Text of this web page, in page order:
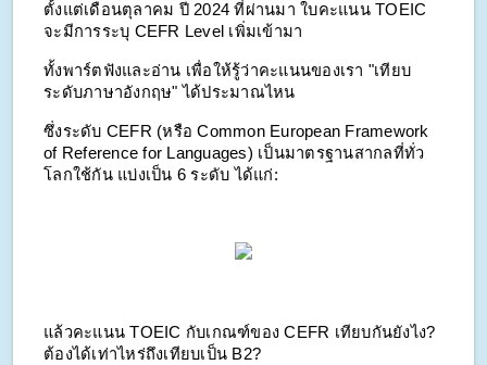
ตั้งแต่เดือนตุลาคม ปี 2024 ที่ผ่านมา ใบคะแนน TOEIC
จะมีการระบุ CEFR Level เพิ่มเข้ามา
ทั้งพาร์ตฟังและอ่าน เพื่อให้รู้ว่าคะแนนของเรา "เทียบ
ระดับภาษาอังกฤษ" ได้ประมาณไหน
ซึ่งระดับ CEFR (หรือ Common European Framework
of Reference for Languages) เป็นมาตรฐานสากลที่ทั่ว
โลกใช้กัน แบ่งเป็น 6 ระดับ ได้แก่:
แล้วคะแนน TOEIC กับเกณฑ์ของ CEFR เทียบกันยังไง?
ต้องได้เท่าไหร่ถึงเทียบเป็น B2?